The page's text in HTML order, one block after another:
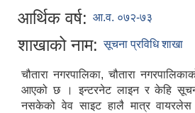
आर्थिक वर्ष: आ.व. ०७२-७३
शाखाको नाम: सूचना प्रविधि शाखा
चौतारा नगरपालिका, चौतारा
आएको छ । इन्टरनेट लाइन र केहि
नसकेको वेव साइट हालै मात्र वायरलेस